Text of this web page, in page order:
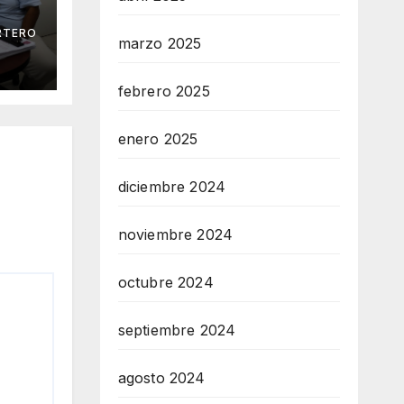
marzo 2025
febrero 2025
enero 2025
diciembre 2024
noviembre 2024
octubre 2024
septiembre 2024
agosto 2024